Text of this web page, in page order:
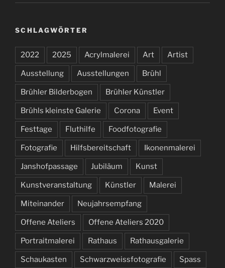
SCHLAGWÖRTER
2022 2025 Acrylmalerei Art Artist
Ausstellung Ausstellungen Brühl
Brühler Bilderbogen Brühler Künstler
Brühls kleinste Galerie Corona Event
Festtage Fluthilfe Foodfotografie
Fotografie Hilfsbereitschaft Ikonenmalerei
Janshofpassage Jubiläum Kunst
Kunstveranstaltung Künstler Malerei
Miteinander Neujahrsempfang
Offene Ateliers Offene Ateliers 2020
Portraitmalerei Rathaus Rathausgalerie
Schaukasten Schwarzweissfotografie Spass